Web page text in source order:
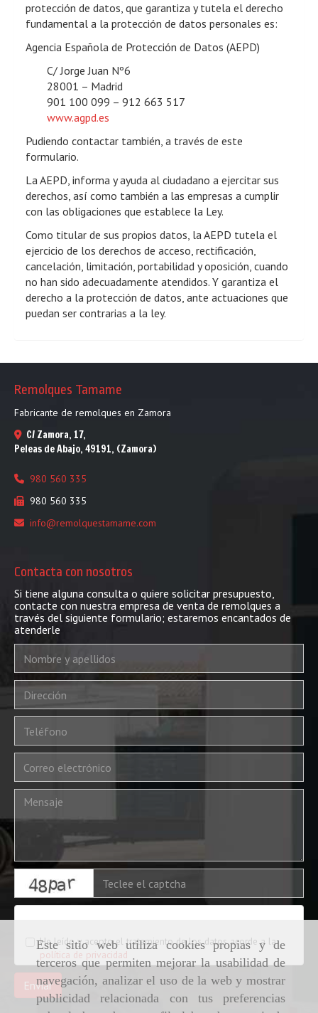
Este sitio web utiliza cookies propias y de
terceros que permiten mejorar la usabilidad de
navegación, analizar el uso de la web y mostrar
publicidad relacionada con tus preferencias
protección de datos, que garantiza y tutela el derecho
fundamental a la protección de datos personales es:
Agencia Española de Protección de Datos (AEPD)
C/ Jorge Juan Nº6
28001 – Madrid
901 100 099 – 912 663 517
www.agpd.es
Pudiendo contactar también, a través de este
formulario.
La AEPD, informa y ayuda al ciudadano a ejercitar sus
derechos, así como también a las empresas a cumplir
con las obligaciones que establece la Ley.
Como titular de sus propios datos, la AEPD tutela el
ejercicio de los derechos de acceso, rectificación,
cancelación, limitación, portabilidad y oposición, cuando
no han sido adecuadamente atendidos. Y garantiza el
derecho a la protección de datos, ante actuaciones que
puedan ser contrarias a la ley.
Remolques Tamame
Fabricante de remolques en Zamora
C/ Zamora, 17,
Peleas de Abajo, 49191, (Zamora)
980 560 335
980 560 335
info
remolquestamame.com
Contacta con nosotros
Si tiene alguna consulta o quiere solicitar presupuesto,
contacte con nuestra empresa de venta de remolques a
través del siguiente formulario; estaremos encantados de
atenderle
He leído y acepto el tratamiento de los datos acorde a la
política de privacidad
Enviar